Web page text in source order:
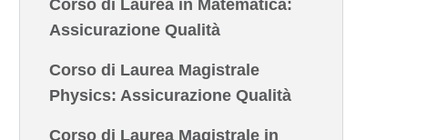
Corso di Laurea in Matematica:
Assicurazione Qualità
Corso di Laurea Magistrale
Physics: Assicurazione Qualità
Corso di Laurea Magistrale in